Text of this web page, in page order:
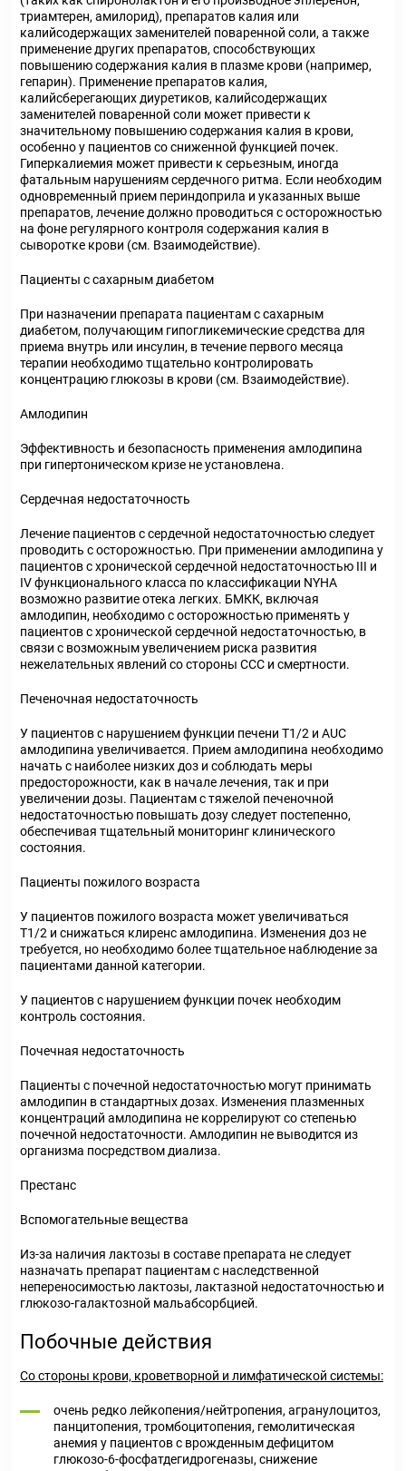
триамтерен, амилорид), препаратов калия или
калийсодержащих заменителей поваренной соли, а также
применение других препаратов, способствующих
повышению содержания калия в плазме крови (например,
гепарин). Применение препаратов калия,
калийсберегающих диуретиков, калийсодержащих
заменителей поваренной соли может привести к
значительному повышению содержания калия в крови,
особенно у пациентов со сниженной функцией почек.
Гиперкалиемия может привести к серьезным, иногда
фатальным нарушениям сердечного ритма. Если необходим
одновременный прием периндоприла и указанных выше
препаратов, лечение должно проводиться с осторожностью
на фоне регулярного контроля содержания калия в
сыворотке крови (см. Взаимодействие).
Пациенты с сахарным диабетом
При назначении препарата пациентам с сахарным
диабетом, получающим гипогликемические средства для
приема внутрь или инсулин, в течение первого месяца
терапии необходимо тщательно контролировать
концентрацию глюкозы в крови (см. Взаимодействие).
Амлодипин
Эффективность и безопасность применения амлодипина
при гипертоническом кризе не установлена.
Сердечная недостаточность
Лечение пациентов с сердечной недостаточностью следует
проводить с осторожностью. При применении амлодипина у
пациентов с хронической сердечной недостаточностью III и
IV функционального класса по классификации NYHA
возможно развитие отека легких. БМКК, включая
амлодипин, необходимо с осторожностью применять у
пациентов с хронической сердечной недостаточностью, в
связи с возможным увеличением риска развития
нежелательных явлений со стороны ССС и смертности.
Печеночная недостаточность
У пациентов с нарушением функции печени T1/2 и AUC
амлодипина увеличивается. Прием амлодипина необходимо
начать с наиболее низких доз и соблюдать меры
предосторожности, как в начале лечения, так и при
увеличении дозы. Пациентам с тяжелой печеночной
недостаточностью повышать дозу следует постепенно,
обеспечивая тщательный мониторинг клинического
состояния.
Пациенты пожилого возраста
У пациентов пожилого возраста может увеличиваться
Т1/2 и снижаться клиренс амлодипина. Изменения доз не
требуется, но необходимо более тщательное наблюдение за
пациентами данной категории.
У пациентов с нарушением функции почек необходим
контроль состояния.
Почечная недостаточность
Пациенты с почечной недостаточностью могут принимать
амлодипин в стандартных дозах. Изменения плазменных
концентраций амлодипина не коррелируют со степенью
почечной недостаточности. Амлодипин не выводится из
организма посредством диализа.
Престанс
Вспомогательные вещества
Из-за наличия лактозы в составе препарата не следует
назначать препарат пациентам с наследственной
непереносимостью лактозы, лактазной недостаточностью и
глюкозо-галактозной мальабсорбцией.
Побочные действия
Со стороны крови, кроветворной и лимфатической системы:
очень редко лейкопения/нейтропения, агранулоцитоз,
панцитопения, тромбоцитопения, гемолитическая
анемия у пациентов с врожденным дефицитом
глюкозо-6-фосфатдегидрогеназы, снижение